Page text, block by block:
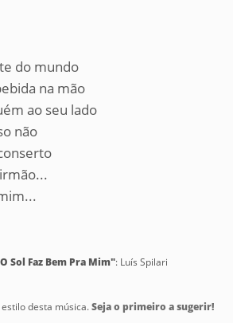
do mundo
na mão
ao seu lado
não
Sol Faz Bem Pra Mim": Luís Spilari
desta música.Seja o primeiro a sugerir!